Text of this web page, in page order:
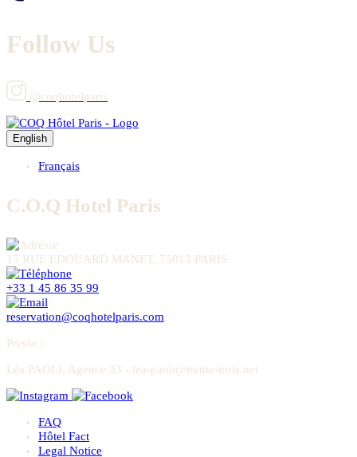
Follow Us
@coqhotelparis
English
Français
C.O.Q Hotel Paris
15 RUE EDOUARD MANET, 75013 PARIS
+33 1 45 86 35 99
reservation@coqhotelparis.com
Presse :
Léa PAOLI, Agence 33 - lea-paoli@trente-trois.net
FAQ
Hôtel Fact
Legal Notice